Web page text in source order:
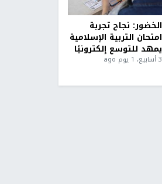
الخضور: نجاح تجربة
امتحان التربية الإسلامية
يمهد للتوسع إلكترونيًا
3 أسابيع، 1 يوم ago